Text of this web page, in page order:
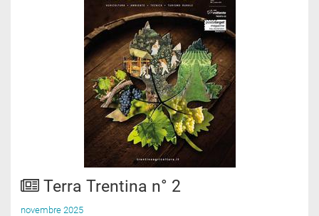
Terra Trentina n° 2
novembre 2025